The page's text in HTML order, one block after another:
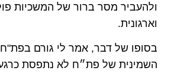
ולהעביר מסר ברור של המשכיות
וארגונית.
בסופו של דבר, אמר לי גורם בפת"ח,
השמינית של פת״ח לא נתפסת